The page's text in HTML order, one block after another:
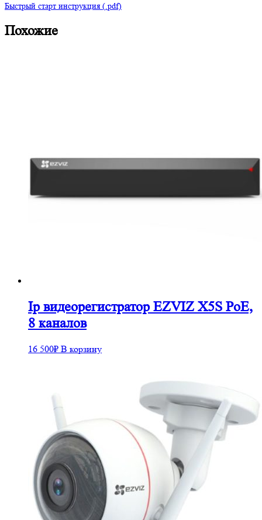
Быстрый старт инструкция (.pdf)
Похожие
Ip видеорегистратор EZVIZ X5S PoE,
8 каналов
16 500₽ В корзину